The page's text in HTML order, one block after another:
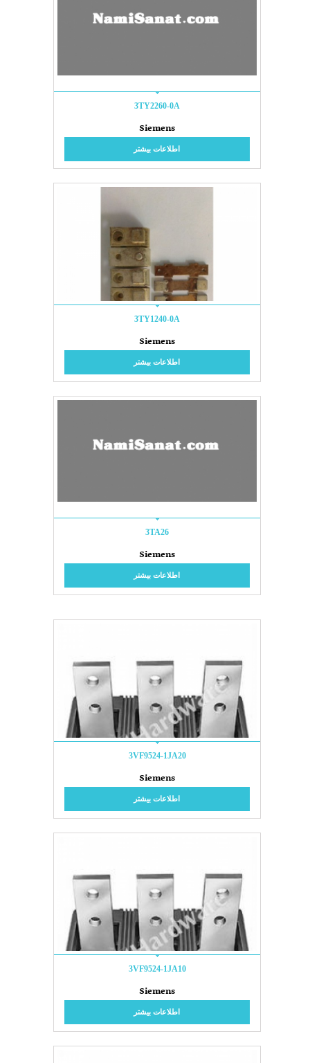
3TY2260-0A
Siemens
اطلاعات بیشتر
3TY1240-0A
Siemens
اطلاعات بیشتر
3TA26
Siemens
اطلاعات بیشتر
3VF9524-1JA20
Siemens
اطلاعات بیشتر
3VF9524-1JA10
Siemens
اطلاعات بیشتر